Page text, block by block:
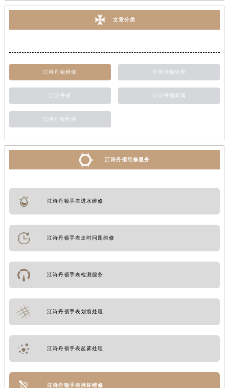
文章分类
江诗丹顿维修 江诗丹顿保养
江诗丹顿 江诗丹顿新闻
江诗丹顿配件
江诗丹顿维修服务
江诗丹顿手表进水维修
江诗丹顿手表走时问题维修
江诗丹顿手表检测服务
江诗丹顿手表划痕处理
江诗丹顿手表起雾处理
江诗丹顿手表摔坏维修